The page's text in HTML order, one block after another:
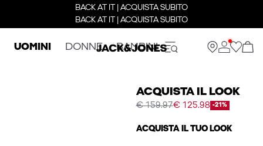
BACK AT IT | ACQUISTA SUBITO
BACK AT IT | ACQUISTA SUBITO
UOMINI DONNE BAMBINI
ACQUISTA IL LOOK
€ 159.97€ 125.98 -21%
ACQUISTA IL TUO LOOK